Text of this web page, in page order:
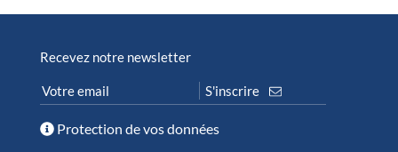
Recevez notre newsletter
Protection de vos données